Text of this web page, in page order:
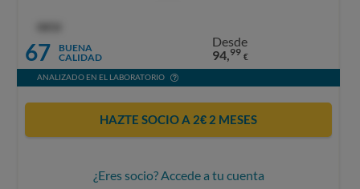
67
BUENA
CALIDAD
Desde
94,99 €
ANALIZADO EN EL LABORATORIO
HAZTE SOCIO A 2€ 2 MESES
¿Eres socio? Accede a tu cuenta